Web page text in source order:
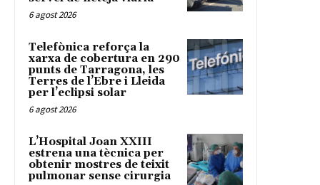
6 agost 2026
Telefònica reforça la
xarxa de cobertura en 290
punts de Tarragona, les
Terres de l’Ebre i Lleida
per l’eclipsi solar
6 agost 2026
L’Hospital Joan XXIII
estrena una tècnica per
obtenir mostres de teixit
pulmonar sense cirurgia